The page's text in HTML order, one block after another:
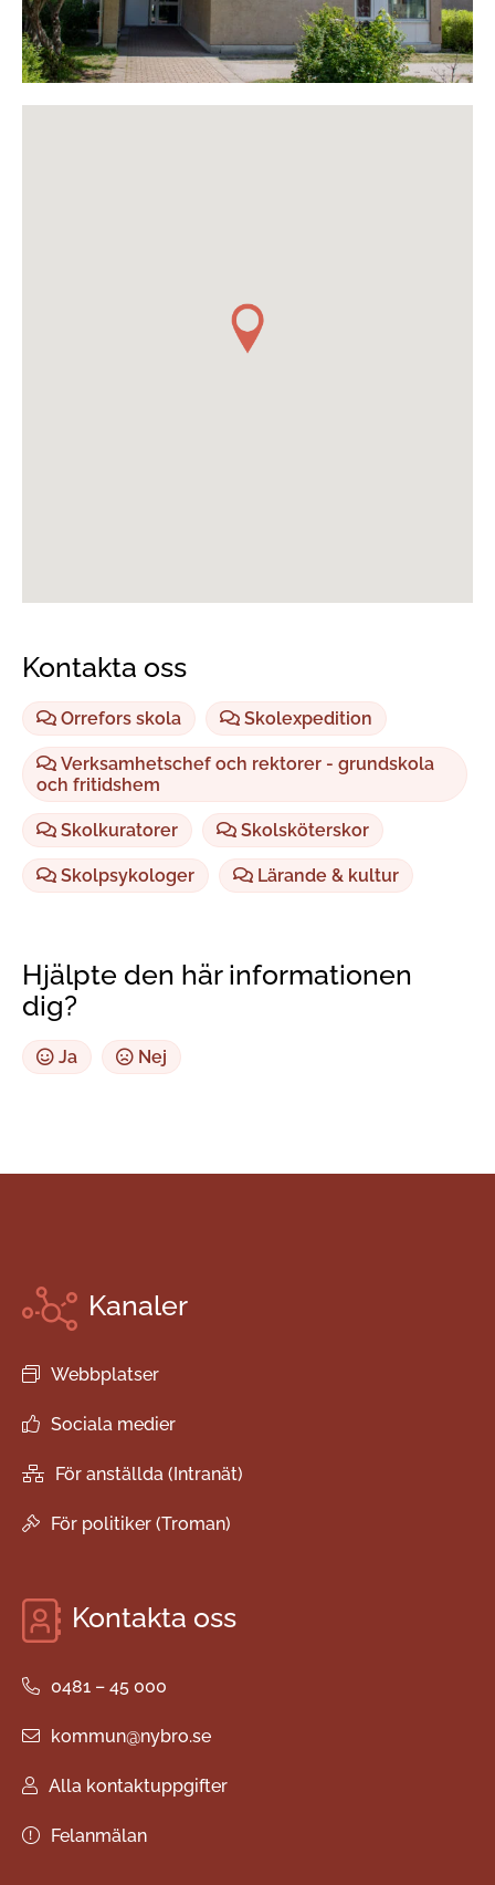
Kontakta oss
Orrefors skola Skolexpedition
Verksamhetschef och rektorer - grundskola
och fritidshem
Skolkuratorer Skolsköterskor
Skolpsykologer Lärande & kultur
Hjälpte den här informationen
dig?
Ja Nej
Kanaler
Webbplatser
Sociala medier
För anställda (Intranät)
För politiker (Troman)
Kontakta oss
0481 – 45 000
kommun@nybro.se
Alla kontaktuppgifter
Felanmälan